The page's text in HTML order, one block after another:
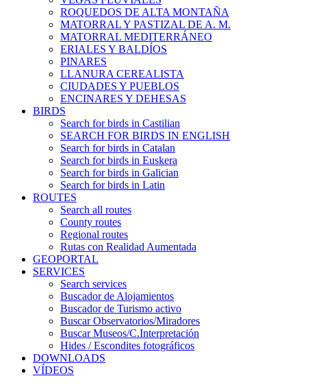
ROQUEDOS DE ALTA MONTAÑA
MATORRAL Y PASTIZAL DE A. M.
MATORRAL MEDITERRÁNEO
ERIALES Y BALDÍOS
PINARES
LLANURA CEREALISTA
CIUDADES Y PUEBLOS
ENCINARES Y DEHESAS
BIRDS
Search for birds in Castilian
SEARCH FOR BIRDS IN ENGLISH
Search for birds in Catalan
Search for birds in Euskera
Search for birds in Galician
Search for birds in Latin
ROUTES
Search all routes
County routes
Regional routes
Rutas con Realidad Aumentada
GEOPORTAL
SERVICES
Search services
Buscador de Alojamientos
Buscador de Turismo activo
Buscar Observatorios/Miradores
Buscar Museos/C.Interpretación
Hides / Escondites fotográficos
DOWNLOADS
VÍDEOS